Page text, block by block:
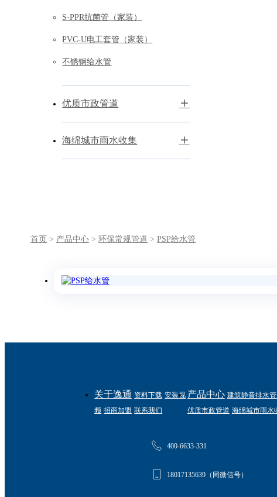
S-PPR抗菌管（家装）
PVC-U电工套管（家装）
不锈钢给水管
优质市政管道
海绵城市雨水收集
首页 > 产品中心 >环保常规管道 >PSP给水管
关于逸通 资料下载 安装视
频 招商加盟 联系我们
产品中心 建筑静音排水
优质市政管道 海绵城市雨水
400-6633-331
18017135639（同微信号）